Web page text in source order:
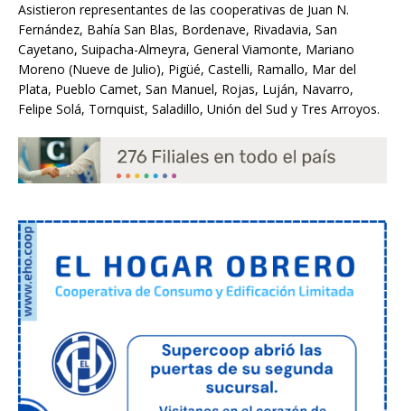
Asistieron representantes de las cooperativas de Juan N.
Fernández, Bahía San Blas, Bordenave, Rivadavia, San
Cayetano, Suipacha-Almeyra, General Viamonte, Mariano
Moreno (Nueve de Julio), Pigüé, Castelli, Ramallo, Mar del
Plata, Pueblo Camet, San Manuel, Rojas, Luján, Navarro,
Felipe Solá, Tornquist, Saladillo, Unión del Sud y Tres Arroyos.